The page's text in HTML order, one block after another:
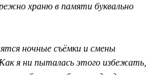
храню в памяти буквально
ночные съёмки и смены
я ни пыталась этого избежать,